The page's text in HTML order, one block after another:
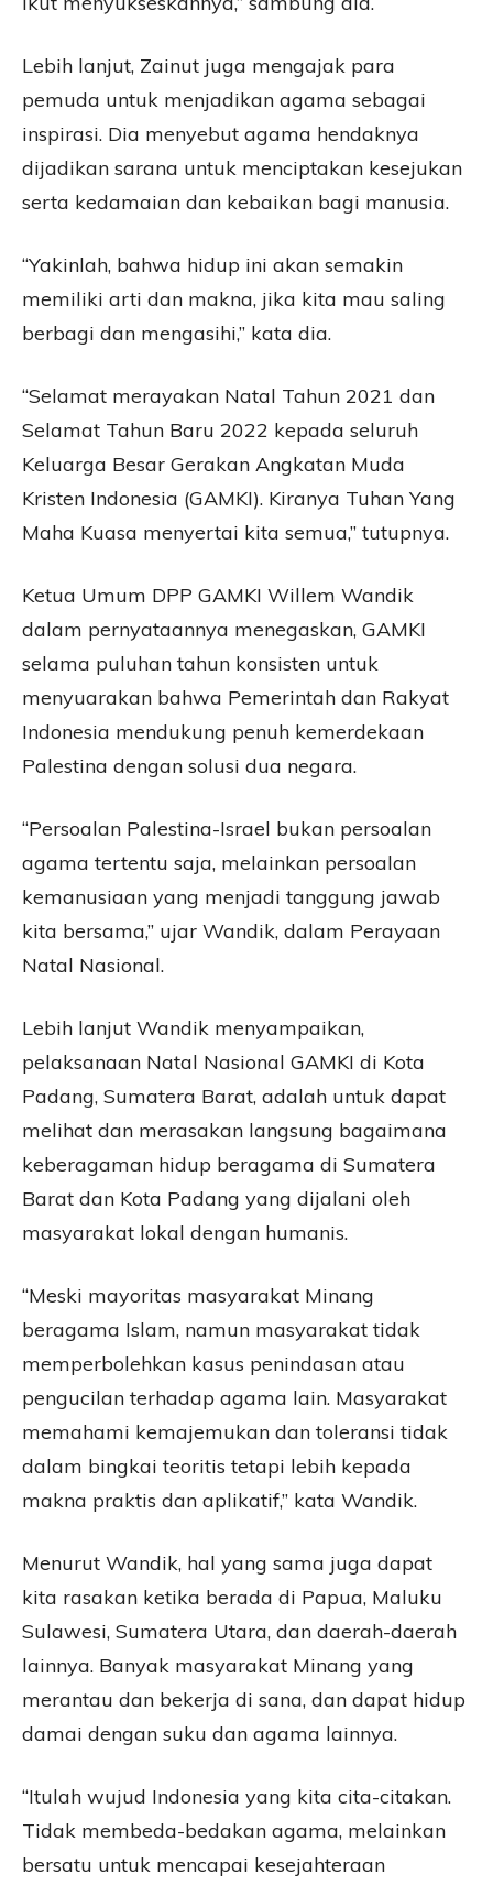
Lebih lanjut, Zainut juga mengajak para
pemuda untuk menjadikan agama sebagai
inspirasi. Dia menyebut agama hendaknya
dijadikan sarana untuk menciptakan kesejukan
serta kedamaian dan kebaikan bagi manusia.
“Yakinlah, bahwa hidup ini akan semakin
memiliki arti dan makna, jika kita mau saling
berbagi dan mengasihi,” kata dia.
“Selamat merayakan Natal Tahun 2021 dan
Selamat Tahun Baru 2022 kepada seluruh
Keluarga Besar Gerakan Angkatan Muda
Kristen Indonesia (GAMKI). Kiranya Tuhan Yang
Maha Kuasa menyertai kita semua,” tutupnya.
Ketua Umum DPP GAMKI Willem Wandik
dalam pernyataannya menegaskan, GAMKI
selama puluhan tahun konsisten untuk
menyuarakan bahwa Pemerintah dan Rakyat
Indonesia mendukung penuh kemerdekaan
Palestina dengan solusi dua negara.
“Persoalan Palestina-Israel bukan persoalan
agama tertentu saja, melainkan persoalan
kemanusiaan yang menjadi tanggung jawab
kita bersama,” ujar Wandik, dalam Perayaan
Natal Nasional.
Lebih lanjut Wandik menyampaikan,
pelaksanaan Natal Nasional GAMKI di Kota
Padang, Sumatera Barat, adalah untuk dapat
melihat dan merasakan langsung bagaimana
keberagaman hidup beragama di Sumatera
Barat dan Kota Padang yang dijalani oleh
masyarakat lokal dengan humanis.
“Meski mayoritas masyarakat Minang
beragama Islam, namun masyarakat tidak
memperbolehkan kasus penindasan atau
pengucilan terhadap agama lain. Masyarakat
memahami kemajemukan dan toleransi tidak
dalam bingkai teoritis tetapi lebih kepada
makna praktis dan aplikatif,” kata Wandik.
Menurut Wandik, hal yang sama juga dapat
kita rasakan ketika berada di Papua, Maluku
Sulawesi, Sumatera Utara, dan daerah-daerah
lainnya. Banyak masyarakat Minang yang
merantau dan bekerja di sana, dan dapat hidup
damai dengan suku dan agama lainnya.
“Itulah wujud Indonesia yang kita cita-citakan.
Tidak membeda-bedakan agama, melainkan
bersatu untuk mencapai kesejahteraan